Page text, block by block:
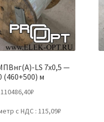
LS 7х0,5 —
(460+500) м
110486,40₽
с НДС : 115,09₽